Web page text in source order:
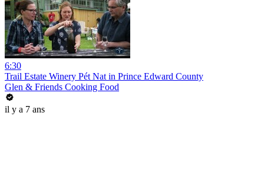
6:30
Trail Estate Winery Pét Nat in Prince Edward County
Glen & Friends Cooking Food
il y a 7 ans